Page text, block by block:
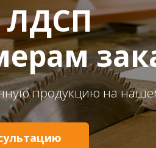
ЛДСП
продукцию на